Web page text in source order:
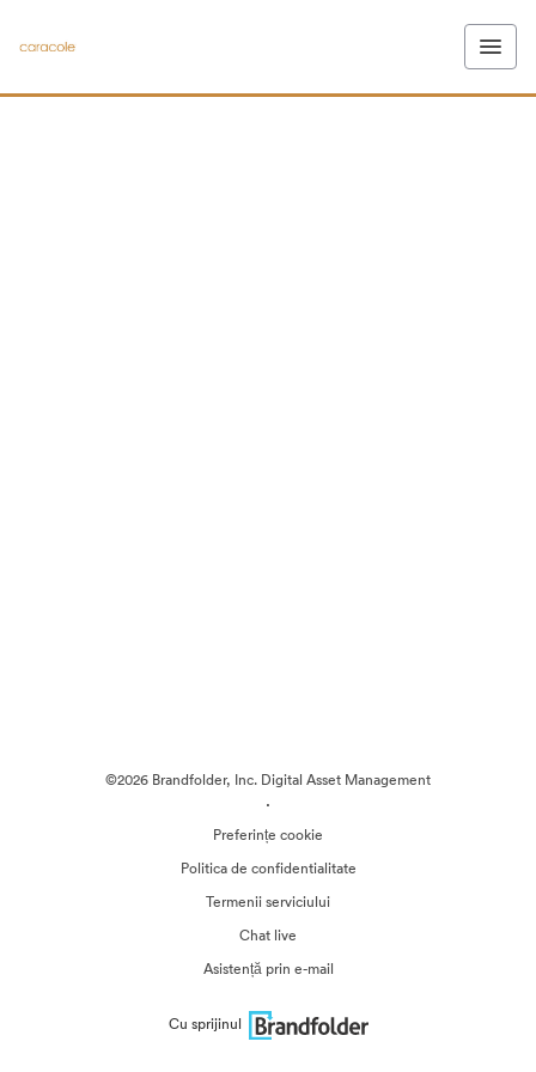
©2026 Brandfolder, Inc. Digital Asset Management
·
Preferințe cookie
Politica de confidentialitate
Termenii serviciului
Chat live
Asistență prin e-mail
Cu sprijinul